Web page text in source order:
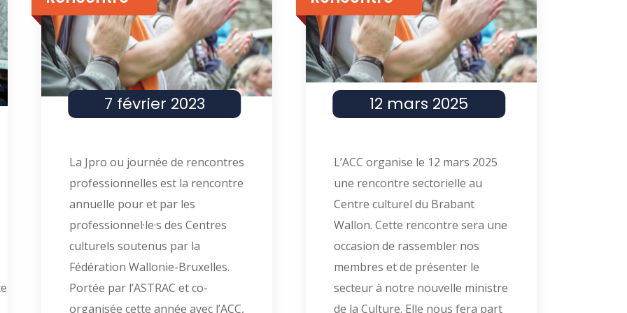
7 février 2023
La Jpro ou journée de rencontres
professionnelles est la rencontre
annuelle pour et par les
professionnel·le·s des Centres
culturels soutenus par la
Fédération Wallonie-Bruxelles.
Portée par l’ASTRAC et co-
organisée cette année avec l’ACC,
12 mars 2025
L’ACC organise le 12 mars 2025
une rencontre sectorielle au
Centre culturel du Brabant
Wallon. Cette rencontre sera une
occasion de rassembler nos
membres et de présenter le
secteur à notre nouvelle ministre
de la Culture. Elle nous fera part